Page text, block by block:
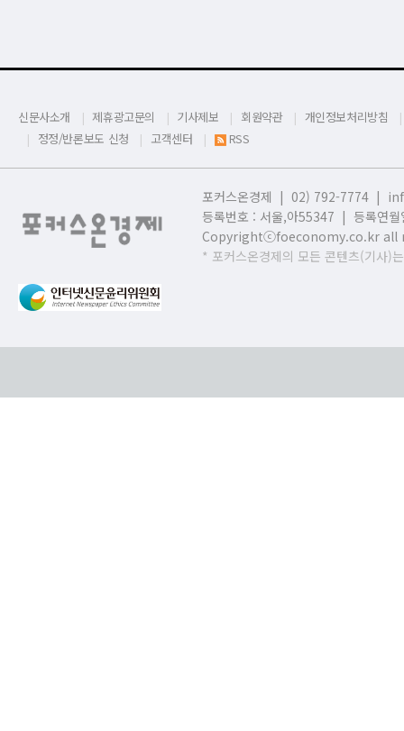
신문사소개 제휴광고문의 기사제보 회원약관
개인정보처리방침
정정/반론보도 신청
고객센터 RSS
포커스온경제 | 02) 792-7774 |
등록번호 : 서울,아55347 | 등록연
Copyrightⓒfoeconomy.co.kr all
* 포커스온경제의 모든 콘텐츠(기사)